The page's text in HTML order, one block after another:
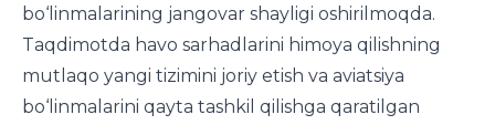
bo‘linmalarining jangovar shayligi oshirilmoqda.
Taqdimotda havo sarhadlarini himoya qilishning
mutlaqo yangi tizimini joriy etish va aviatsiya
bo‘linmalarini qayta tashkil qilishga qaratilgan